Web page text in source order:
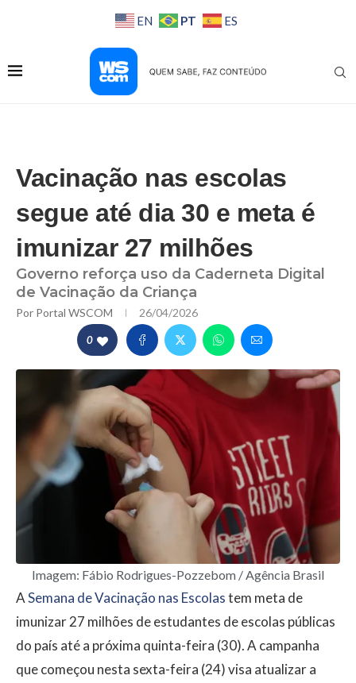
EN PT ES
Vacinação nas escolas
segue até dia 30 e meta é
imunizar 27 milhões
Governo reforça uso da Caderneta Digital
de Vacinação da Criança
Por Portal WSCOM 26/04/2026
0
Imagem: Fábio Rodrigues-Pozzebom / Agência Brasil
ASemana de Vacinação nas Escolastem meta de
imunizar 27 milhões de estudantes de escolas públicas
do país até a próxima quinta-feira (30). A campanha
que começou nesta sexta-feira (24) visa atualizar a